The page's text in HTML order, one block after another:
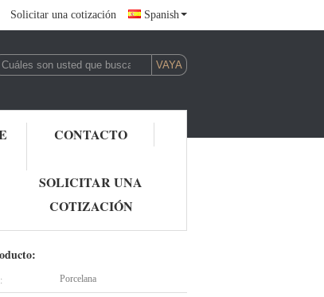
Solicitar una cotización Spanish
CONTACTO
SOLICITAR UNA
COTIZACIÓN
TÉRMICA lavaojos de laboratorio
MEZCLADORA
Porcelana